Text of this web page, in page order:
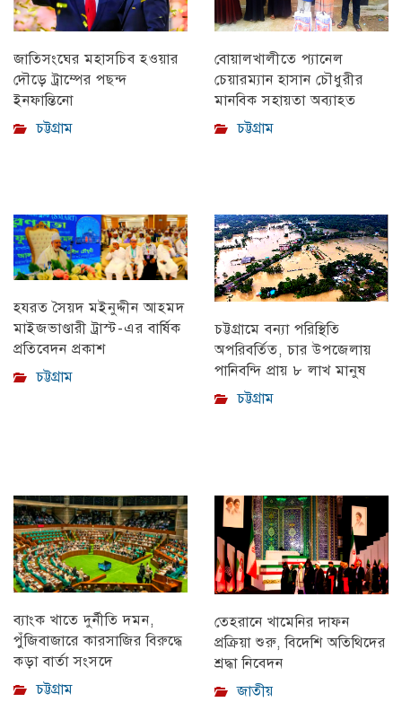
জাতিসংঘের মহাসচিব হওয়ার
দৌড়ে ট্রাম্পের পছন্দ
ইনফান্তিনো
চট্টগ্রাম
বোয়ালখালীতে প্যানেল
চেয়ারম্যান হাসান চৌধুরীর
মানবিক সহায়তা অব্যাহত
চট্টগ্রাম
হযরত সৈয়দ মইনুদ্দীন আহমদ
মাইজভাণ্ডারী ট্রাস্ট-এর বার্ষিক
প্রতিবেদন প্রকাশ
চট্টগ্রাম
চট্টগ্রামে বন্যা পরিস্থিতি
অপরিবর্তিত, চার উপজেলায়
পানিবন্দি প্রায় ৮ লাখ মানুষ
চট্টগ্রাম
ব্যাংক খাতে দুর্নীতি দমন,
পুঁজিবাজারে কারসাজির বিরুদ্ধে
কড়া বার্তা সংসদে
চট্টগ্রাম
তেহরানে খামেনির দাফন
প্রক্রিয়া শুরু, বিদেশি অতিথিদের
শ্রদ্ধা নিবেদন
জাতীয়